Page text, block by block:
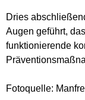
Dries
Augen geführt,
funktionierende
Fotoquelle: